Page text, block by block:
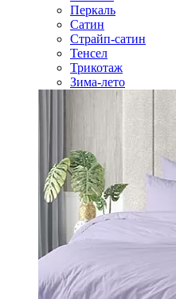
Перкаль
Сатин
Страйп-сатин
Тенсел
Трикотаж
Зима-лето